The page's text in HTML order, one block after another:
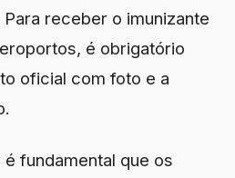
receber o imunizante
é obrigatório
oficial com foto e a
fundamental que os